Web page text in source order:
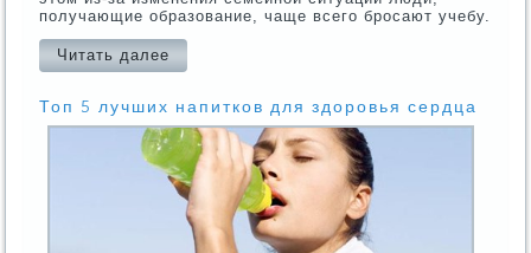
получающие образование, чаще всего бросают учебу.
Читать далее
Топ 5 лучших напитков для здоровья сердца